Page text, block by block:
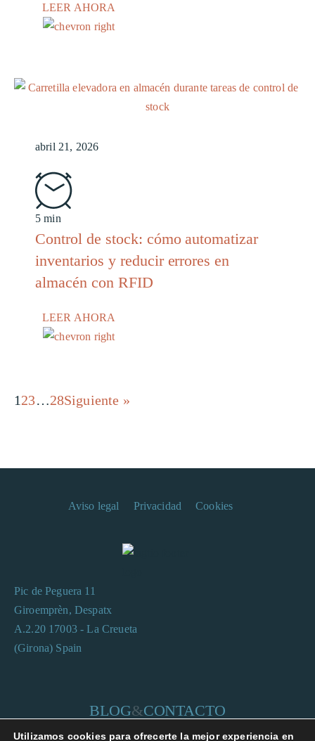
LEER AHORA
abril 21, 2026
5 min
Control de stock: cómo automatizar
inventarios y reducir errores en
almacén con RFID
LEER AHORA
123…28Siguiente »
Aviso legal Privacidad Cookies
Pic de Peguera 11
Giroemprèn, Despatx
A.2.20 17003 - La Creueta
(Girona) Spain
BLOG&CONTACTO
Utilizamos cookies para ofrecerte la mejor experiencia en